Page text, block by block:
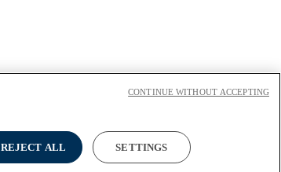
REJECT ALL SETTINGS
CONTINUE WITHOUT ACCEPTING